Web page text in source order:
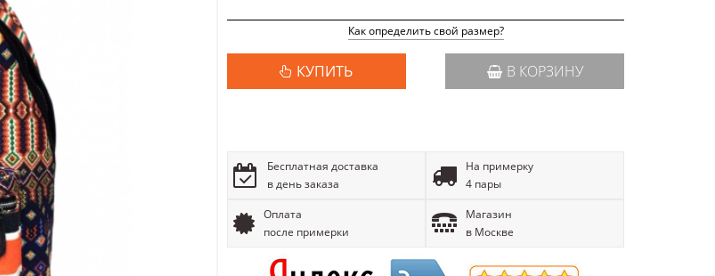
Как определить свой размер?
КУПИТЬ В КОРЗИНУ
Бесплатная доставка
в день заказа
На примерку
4 пары
Оплата
после примерки
Магазин
в Москве